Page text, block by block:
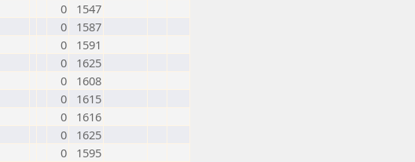
0
1547
0
1587
0
1591
0
1625
0
1608
0
1615
0
1616
0
1625
0
1595